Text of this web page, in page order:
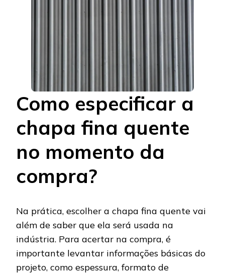
Como especificar a
chapa fina quente
no momento da
compra?
Na prática, escolher a chapa fina quente vai
além de saber que ela será usada na
indústria. Para acertar na compra, é
importante levantar informações básicas do
projeto, como espessura, formato de